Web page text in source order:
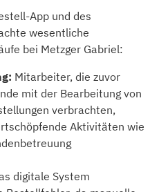
App und des
wesentliche
bei Metzger Gabriel:
Mitarbeiter, die zuvor
mit der Bearbeitung von
verbrachten,
Aktivitäten wie
digitale System